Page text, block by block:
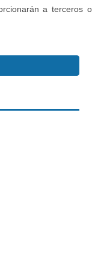
a terceros o